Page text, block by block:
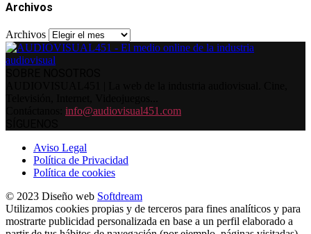
Archivos
Archivos
info@audiovisual451.com
Aviso Legal
Política de Privacidad
Política de cookies
© 2023 Diseño web Softdream
Utilizamos cookies propias y de terceros para fines analíticos y para
mostrarte publicidad personalizada en base a un perfil elaborado a